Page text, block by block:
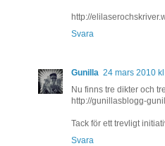
http://
Svara
Gunilla 24 mars 2010
Nu finns tre dikter och
http://gunillasblogg-
Tack för ett trevligt
Svara